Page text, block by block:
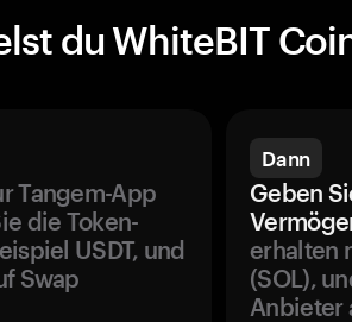
du WhiteBIT
Tangem-App
die Token-
USDT, und
Swap
Dann
Geben
erhalten
(SOL),
Anbieter